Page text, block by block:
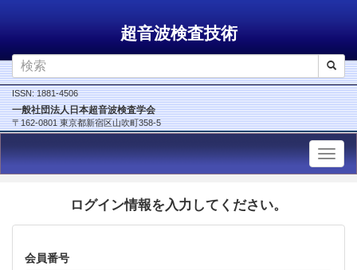
超音波検査技術
ISSN: 1881-4506
一般社団法人日本超音波検査学会
〒162-0801 東京都新宿区山吹町358-5
ログイン情報を入力してください。
会員番号